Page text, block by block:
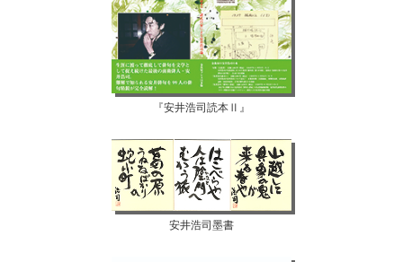
『安井浩司読本Ⅱ』
安井浩司墨書